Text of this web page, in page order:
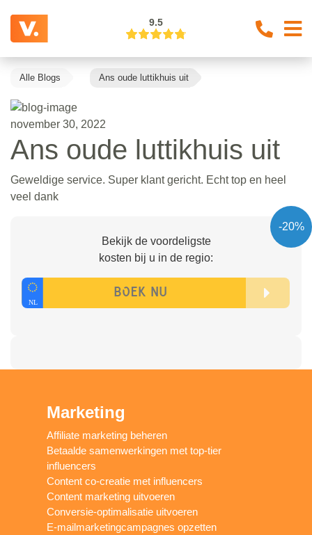
9.5
Alle Blogs Ans oude luttikhuis uit
november 30, 2022
Ans oude luttikhuis uit
Geweldige service. Super klant gericht. Echt top en heel
veel dank
-20%
Bekijk de voordeligste
kosten bij u in de regio:
Marketing
Affiliate marketing beheren
Betaalde samenwerkingen met top-tier
influencers
Content co-creatie met influencers
Content marketing uitvoeren
Conversie-optimalisatie uitvoeren
E-mailmarketingcampagnes opzetten